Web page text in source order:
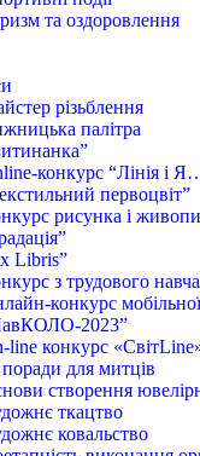
та оздоровлення
різьблення
палітра
конкурс “Лінія і
первоцвіт”
рисунка і
Libris”
з трудового
конкурс
2023”
line конкурс
для митців
створення
ткацтво
ковальство